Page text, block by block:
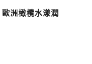
洲橄欖水漾潤